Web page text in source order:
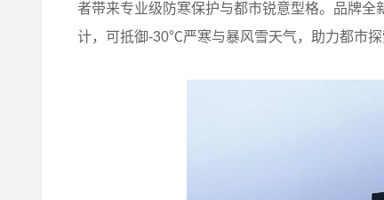
者带来专业级防寒保护与都市锐意型格。品牌
计，可抵御-30℃严寒与暴风雪天气，助力都市探